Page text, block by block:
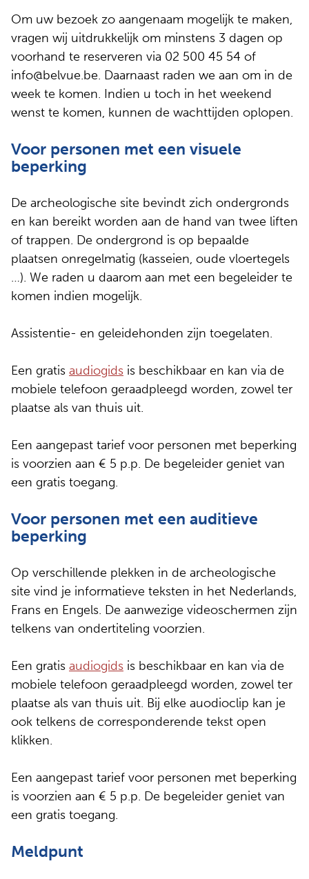
Om uw bezoek zo aangenaam mogelijk te maken,
vragen wij uitdrukkelijk om minstens 3 dagen op
voorhand te reserveren via 02 500 45 54 of
info@belvue.be. Daarnaast raden we aan om in de
week te komen. Indien u toch in het weekend
wenst te komen, kunnen de wachttijden oplopen.
Voor personen met een visuele
beperking
De archeologische site bevindt zich ondergronds
en kan bereikt worden aan de hand van twee liften
of trappen. De ondergrond is op bepaalde
plaatsen onregelmatig (kasseien, oude vloertegels
…). We raden u daarom aan met een begeleider te
komen indien mogelijk.
Assistentie- en geleidehonden zijn toegelaten.
Een gratis audiogids is beschikbaar en kan via de
mobiele telefoon geraadpleegd worden, zowel ter
plaatse als van thuis uit.
Een aangepast tarief voor personen met beperking
is voorzien aan € 5 p.p. De begeleider geniet van
een gratis toegang.
Voor personen met een auditieve
beperking
Op verschillende plekken in de archeologische
site vind je informatieve teksten in het Nederlands,
Frans en Engels. De aanwezige videoschermen zijn
telkens van ondertiteling voorzien.
Een gratis audiogids is beschikbaar en kan via de
mobiele telefoon geraadpleegd worden, zowel ter
plaatse als van thuis uit. Bij elke auodioclip kan je
ook telkens de corresponderende tekst open
klikken.
Een aangepast tarief voor personen met beperking
is voorzien aan € 5 p.p. De begeleider geniet van
een gratis toegang.
Meldpunt